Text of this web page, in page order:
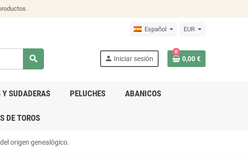
Español EUR
search person Iniciar sesión
0
0,00 €
SUDADERAS PELUCHES ABANICOS
DE TOROS
origen genealógico.